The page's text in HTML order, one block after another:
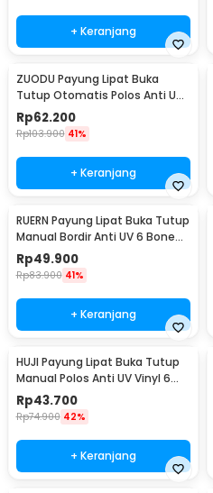
+ Keranjang
ZUODU Payung Lipat Buka
Tutup Otomatis Polos Anti UV
10 Bone 105cm - ZPL2
Rp62.200
Rp103.900 41%
+ Keranjang
RUERN Payung Lipat Buka Tutup
Manual Bordir Anti UV 6 Bone
92cm - R-3
Rp49.900
Rp83.900 41%
+ Keranjang
HUJI Payung Lipat Buka Tutup
Manual Polos Anti UV Vinyl 6
Bone 90cm - HJ190
Rp43.700
Rp74.900 42%
+ Keranjang